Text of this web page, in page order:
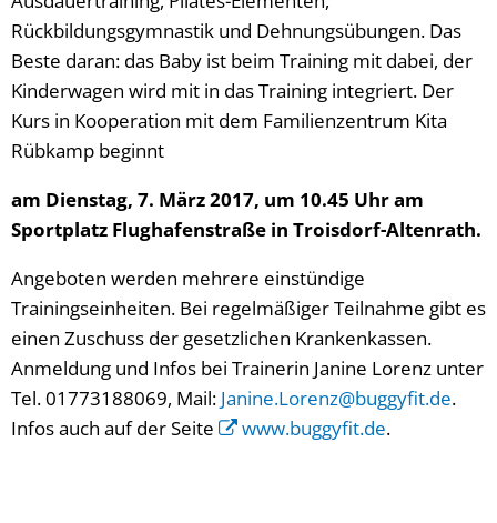
Rückbildungsgymnastik und Dehnungsübungen. Das
Beste daran: das Baby ist beim Training mit dabei, der
Kinderwagen wird mit in das Training integriert. Der
Kurs in Kooperation mit dem Familienzentrum Kita
Rübkamp beginnt
am Dienstag, 7. März 2017, um 10.45 Uhr am
Sportplatz Flughafenstraße in Troisdorf-Altenrath.
Angeboten werden mehrere einstündige
Trainingseinheiten. Bei regelmäßiger Teilnahme gibt es
einen Zuschuss der gesetzlichen Krankenkassen.
Anmeldung und Infos bei Trainerin Janine Lorenz unter
Tel. 01773188069, Mail: Janine.Lorenz@buggyfit.de.
Infos auch auf der Seite
www.buggyfit.de.